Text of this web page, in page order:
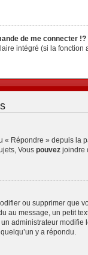
de me connecter !?
intégré (si la
Répondre » depuis la
Vous pouvez joindre
ou supprimer
message, un petit
administrateur
y a répondu.